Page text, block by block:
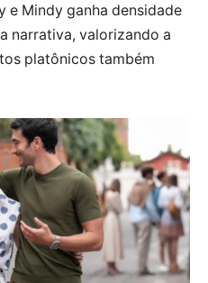
e Mindy ganha densidade
narrativa, valorizando a
platônicos também